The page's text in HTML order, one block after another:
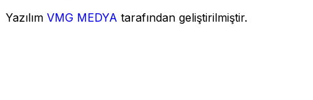
Yazılım VMG MEDYA tarafından geliştirilmiştir.